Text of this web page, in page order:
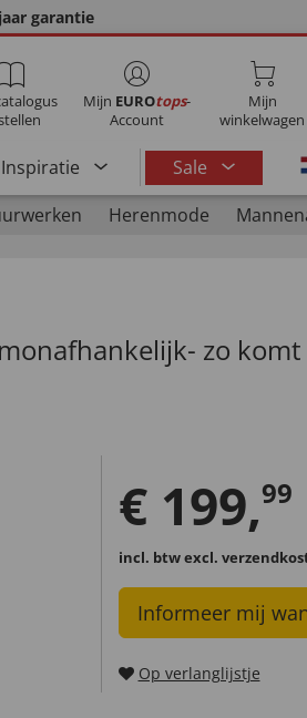
garantie
Mijn EUROtops-
Account
Mijn
winkelwagen
Inspiratie
Sale
Herenmode
zo
€ 199,99
incl. btwexcl.
Informeer mij
Op verlanglijstje